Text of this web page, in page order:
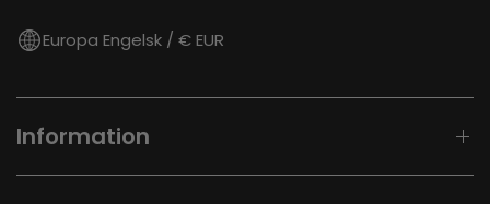
Europa Engelsk / € EUR
Information